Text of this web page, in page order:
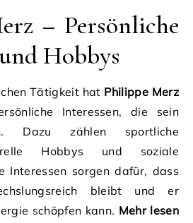
– Persönliche
Hobbys
Tätigkeit hat Philippe Merz
Interessen, die sein
Dazu zählen sportliche
Hobbys und soziale
Interessen sorgen dafür, dass
bleibt und er
schöpfen kann. Mehr lesen